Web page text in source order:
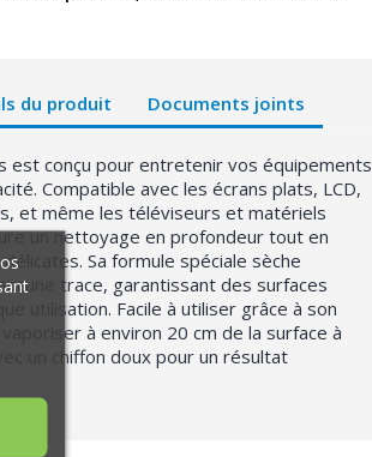
du produit Documents joints
est conçu pour entretenir vos équipements
Compatible avec les écrans plats, LCD,
et même les téléviseurs et matériels
un nettoyage en profondeur tout en
Sa formule spéciale sèche
trace, garantissant des surfaces
utilisation. Facile à utiliser grâce à son
à environ 20 cm de la surface à
un chiffon doux pour un résultat